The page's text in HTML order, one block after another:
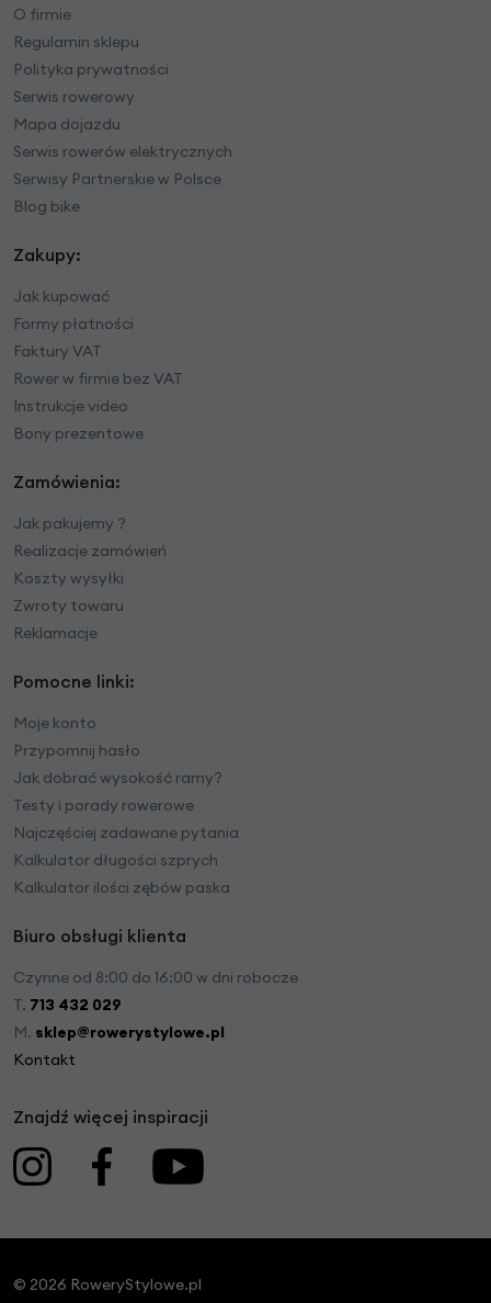
O firmie
Regulamin sklepu
Polityka prywatności
Serwis rowerowy
Mapa dojazdu
Serwis rowerów elektrycznych
Serwisy Partnerskie w Polsce
Blog bike
Zakupy:
Jak kupować
Formy płatności
Faktury VAT
Rower w firmie bez VAT
Instrukcje video
Bony prezentowe
Zamówienia:
Jak pakujemy ?
Realizacje zamówień
Koszty wysyłki
Zwroty towaru
Reklamacje
Pomocne linki:
Moje konto
Przypomnij hasło
Jak dobrać wysokość ramy?
Testy i porady rowerowe
Najczęściej zadawane pytania
Kalkulator długości szprych
Kalkulator ilości zębów paska
Biuro obsługi klienta
Czynne od 8:00 do 16:00 w dni robocze
T. 713 432 029
M. sklep@rowerystylowe.pl
Kontakt
Znajdź więcej inspiracji
© 2026 RoweryStylowe.pl